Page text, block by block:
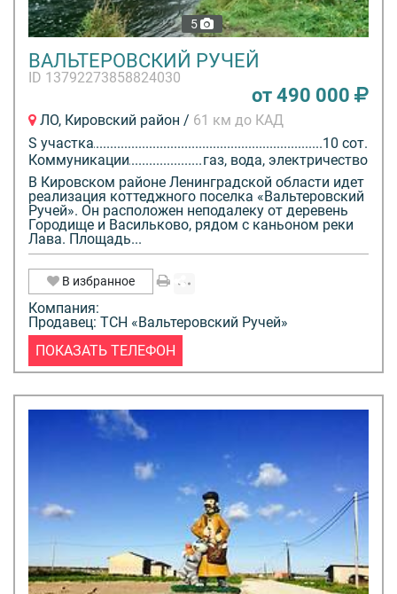
5
ВАЛЬТЕРОВСКИЙ РУЧЕЙ
ID 13792273858824030
от 490 000
ЛО, Кировский район / 61 км до КАД
S участка
10 сот.
Коммуникации
газ, вода, электричество
В Кировском районе Ленинградской области идет
реализация коттеджного поселка «Вальтеровский
Ручей». Он расположен неподалеку от деревень
Городище и Васильково, рядом с каньоном реки
Лава. Площадь...
В избранное
Компания:
Продавец: ТСН «Вальтеровский Ручей»
ПОКАЗАТЬ ТЕЛЕФОН